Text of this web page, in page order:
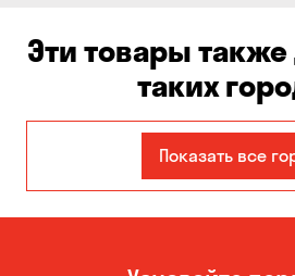
Эти товары
таких
Авангард
Бабурка
Показать все